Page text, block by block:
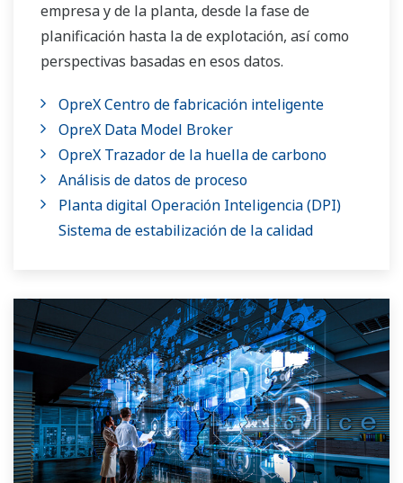
empresa y de la planta, desde la fase de
planificación hasta la de explotación, así como
perspectivas basadas en esos datos.
OpreX Centro de fabricación inteligente
OpreX Data Model Broker
OpreX Trazador de la huella de carbono
Análisis de datos de proceso
Planta digital Operación Inteligencia (DPI)
Sistema de estabilización de la calidad